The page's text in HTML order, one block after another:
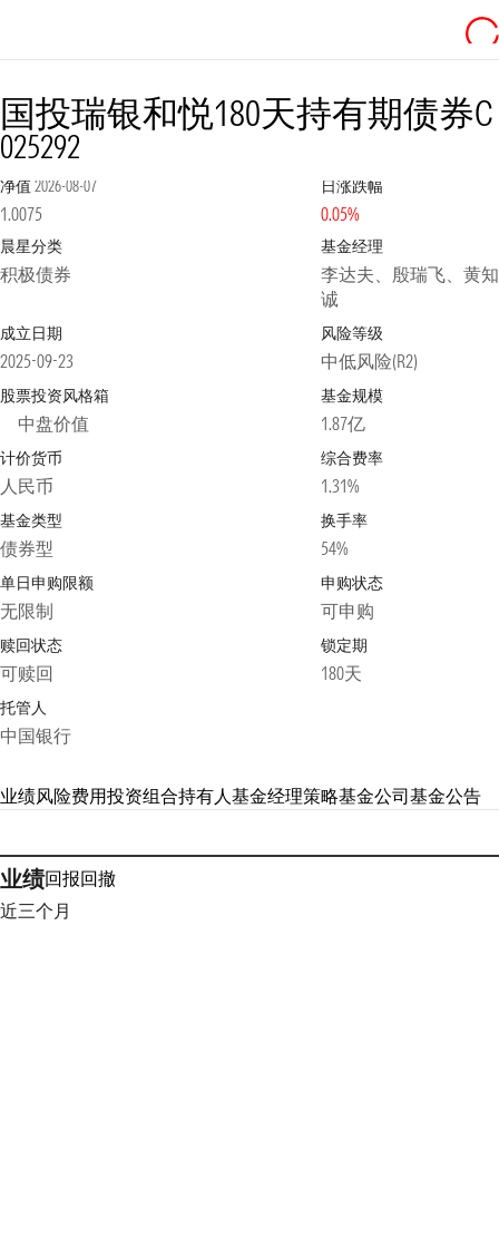
国投瑞银和悦180天持有期债券C
025292
净值 2026-08-07
1.0075
日涨跌幅
0.05%
晨星分类
积极债券
基金经理
李达夫、殷瑞飞、黄知
诚
成立日期
2025-09-23
风险等级
中低风险(R2)
股票投资风格箱
中盘价值
基金规模
1.87亿
计价货币
人民币
综合费率
1.31%
基金类型
债券型
换手率
54%
单日申购限额
无限制
申购状态
可申购
赎回状态
可赎回
锁定期
180天
托管人
中国银行
业绩风险费用投资组合持有人基金经理策略基金公司基金公告
业绩回报回撤
近三个月